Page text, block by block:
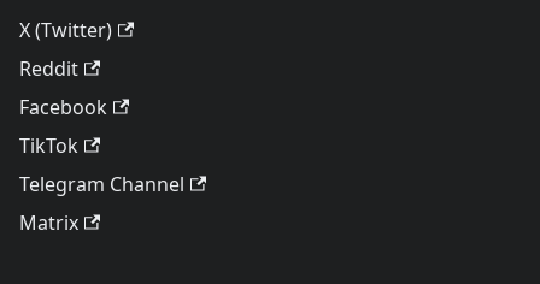
X (Twitter)
Reddit
Facebook
TikTok
Telegram Channel
Matrix